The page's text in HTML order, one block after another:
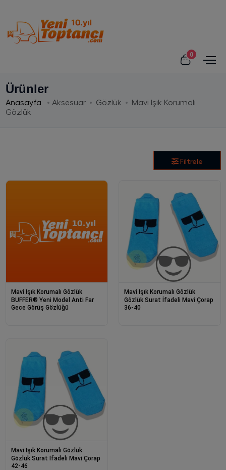
0
Ürünler
Anasayfa Aksesuar Gözlük
Mavi Işık Korumalı
Gözlük
Filtrele
Mavi Işık Korumalı Gözlük
BUFFER® Yeni Model Anti Far
Gece Görüş Gözlüğü
Mavi Işık Korumalı Gözlük
Gözlük Surat İfadeli Mavi Çorap
36-40
Mavi Işık Korumalı Gözlük
Gözlük Surat İfadeli Mavi Çorap
42-46